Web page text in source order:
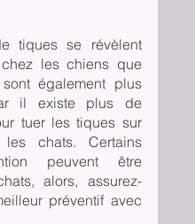
tiques se révèlent
les chiens que
également plus
il existe plus de
tuer les tiques sur
chats. Certains
peuvent être
alors, assurez-
préventif avec